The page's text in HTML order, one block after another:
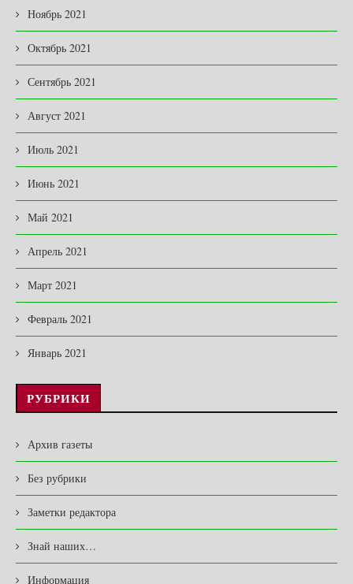
Ноябрь 2021
Октябрь 2021
Сентябрь 2021
Август 2021
Июль 2021
Июнь 2021
Май 2021
Апрель 2021
Март 2021
Февраль 2021
Январь 2021
РУБРИКИ
Архив газеты
Без рубрики
Заметки редактора
Знай наших…
Информация